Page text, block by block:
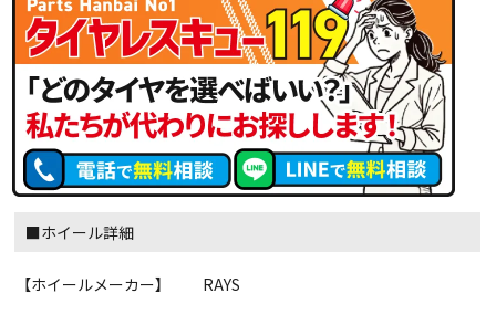
■ホイール詳細
【ホイールメーカー】
RAYS